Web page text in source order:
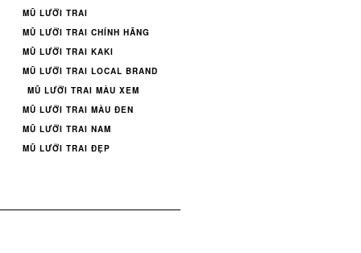
MŨ LƯỠI TRAI
MŨ LƯỠI TRAI CHÍNH HÃNG
MŨ LƯỠI TRAI KAKI
MŨ LƯỠI TRAI LOCAL BRAND
MŨ LƯỠI TRAI MÀU XEM
MŨ LƯỠI TRAI MÀU ĐEN
MŨ LƯỠI TRAI NAM
MŨ LƯỠI TRAI ĐẸP